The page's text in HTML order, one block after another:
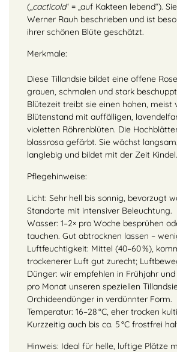
(„ cacticola“ = „auf Kakteen lebend“).
Werner Rauh beschrieben und ist
ihrer schönen Blüte geschätzt.
Merkmale:
Diese Tillandsie bildet eine offene
grauen, schmalen und stark
Blütezeit treibt sie einen hohen, meist
Blütenstand mit auffälligen,
violetten Röhrenblüten. Die
blassrosa gefärbt. Sie wächst
langlebig und bildet mit der Zeit Kindel.
Pflegehinweise:
Licht: Sehr hell bis sonnig, bevorzugt
Standorte mit intensiver Beleuchtung.
Wasser: 1–2× pro Woche besprühen
tauchen. Gut abtrocknen lassen –
Luftfeuchtigkeit: Mittel (40–60 %),
trockenerer Luft gut zurecht;
Dünger: wir empfehlen in Frühjahr und
pro Monat unseren speziellen
Orchideendünger in verdünnter Form.
Temperatur: 16–28 °C, eher trocken
Kurzzeitig auch bis ca. 5 °C frostfrei
Hinweis: Ideal für helle, luftige Plätze